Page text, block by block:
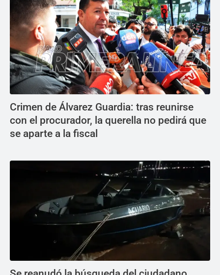
Crimen de Álvarez Guardia: tras reunirse
con el procurador, la querella no pedirá que
se aparte a la fiscal